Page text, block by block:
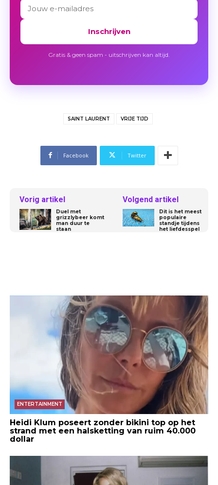
Inschrijven
Gratis & geen spam - uitschrijven kan altijd.
SAINT LAURENT VRIJE TIJD
Facebook Twitter
Vorig artikel
Duel met
grizzlybeer komt
man duur te
staan
Volgend artikel
Dit is het meest
populaire
standje tijdens
het liefdesspel
ENTERTAINMENT
Heidi Klum poseert zonder bikini top op het
strand met een halsketting van ruim 40.000
dollar